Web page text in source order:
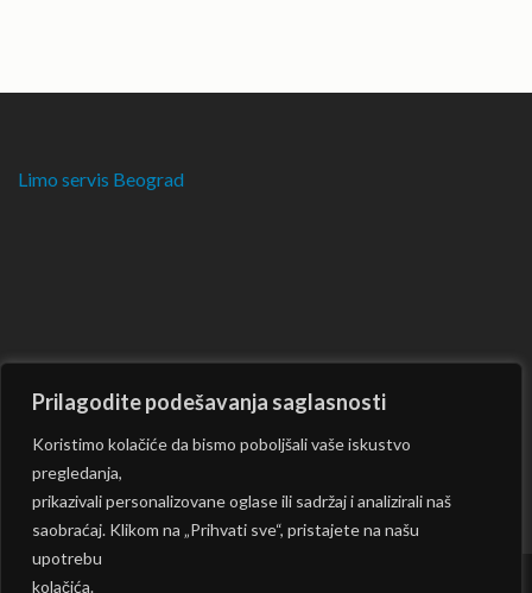
Prilagodite podešavanja saglasnosti
Koristimo kolačiće da bismo poboljšali vaše iskustvo
pregledanja,
prikazivali personalizovane oglase ili sadržaj i analizirali naš
saobraćaj. Klikom na „Prihvati sve“, pristajete na našu
upotrebu
kolačića.
Limo servis Beograd